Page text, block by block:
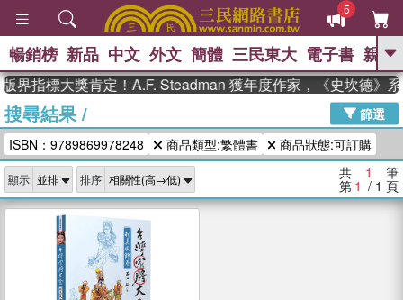
5
GO
高希均教授回憶錄
、 The Odyssey 、 父親節 、 如果歷
史是一群喵 、 暑期推薦 、 國際布克
獎 臺灣漫遊錄 、 方念華 、 台灣的李
登輝時代
數學女孩：黎曼猜想 、
偉大的迷走神經
暢銷榜 新品 中文 外文 簡體 三民東大 電子書 親子
界指標大獎肯定！A.F. Steadman 獲年度作家，《史坎德》
搜尋結果/
篩選
ISBN：9789869978248
商品類型:繁體書 商品狀態:可訂購
顯示 排序 共 1 筆
第 1 / 1 頁